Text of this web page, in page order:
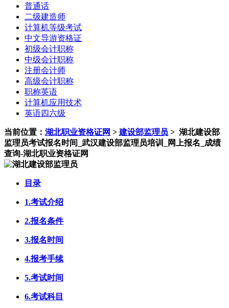
普通话
二级建造师
计算机等级考试
中文导游资格证
初级会计职称
中级会计职称
注册会计师
高级会计职称
职称英语
计算机应用技术
英语四六级
当前位置： 湖北职业资格证网 > 建设部监理员 > 湖北建设部
监理员考试报名时间_武汉建设部监理员培训_网上报名_成绩
查询-湖北职业资格证网
目录
1.考试介绍
2.报名条件
3.报名时间
4.报考手续
5.考试时间
6.考试科目